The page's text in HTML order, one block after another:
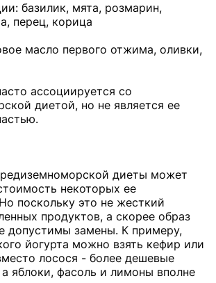
базилик, мята, розмарин,
перец, корица
масло первого отжима, оливки,
ассоциируется со
диетой, но не является ее
диеты может
некоторых ее
поскольку это не жесткий
продуктов, а скорее образ
допустимы замены. К примеру,
йогурта можно взять кефир или
лосося - более дешевые
яблоки, фасоль и лимоны вполне